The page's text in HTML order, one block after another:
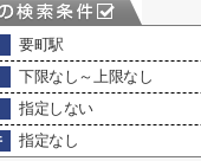
要町駅
下限なし～上限なし
指定しない
指定なし